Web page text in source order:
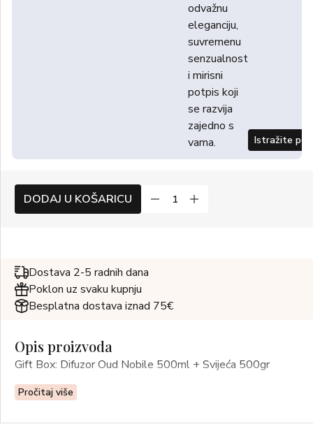
odvažnu
eleganciju,
suvremenu
senzualnost
i mirisni
potpis koji
se razvija
zajedno s
vama.
Istražite
DODAJ U KOŠARICU
Dostava 2-5 radnih dana
Poklon uz svaku kupnju
Besplatna dostava iznad 75€
Opis proizvoda
Gift Box: Difuzor Oud Nobile 500ml + Svijeća 500gr
Pročitaj više